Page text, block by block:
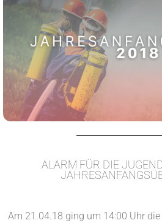
ALARM FÜR DIE
Am 21.04.18 ging um 14:00 Uhr